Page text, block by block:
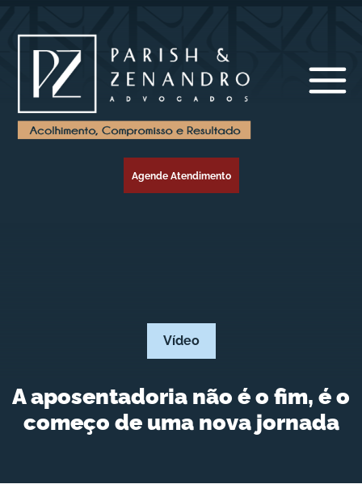
Agende Atendimento
Vídeo
A aposentadoria não é o fim, é o
começo de uma nova jornada